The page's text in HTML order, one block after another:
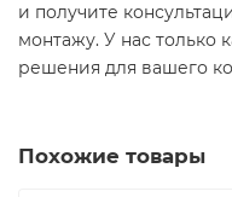
и получите
монтажу. У нас только
решения для вашего
Похожие товары